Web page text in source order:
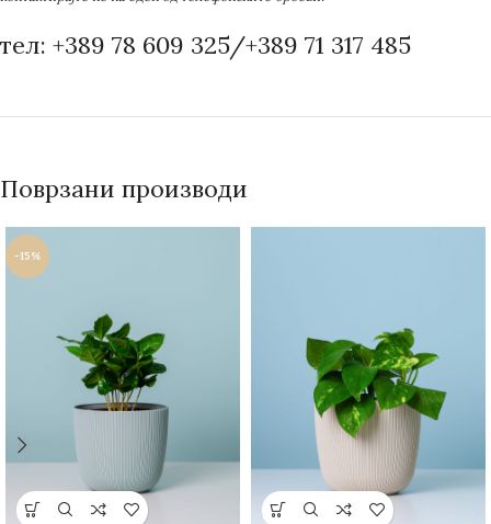
тел: +389 78 609 325/+389 71 317 485
Поврзани производи
-15%